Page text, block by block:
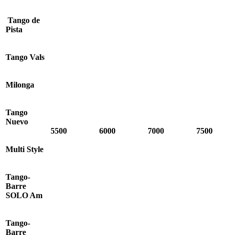
Tango de
Pista
5500 6000 7000 7500
Tango Vals
Milonga
Tango
Nuevo
Multi Style
Tango-
Barre
SOLO Am
Tango-
Barre